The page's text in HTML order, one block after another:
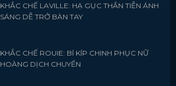
KHẮC CHẾ LAVILLE: HẠ GỤC THẦN TIỄN ÁNH
SÁNG DỄ TRỞ BÀN TAY
KHẮC CHẾ ROUIE: BÍ KÍP CHINH PHỤC NỮ
HOÀNG DỊCH CHUYỂN